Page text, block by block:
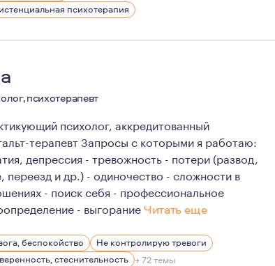
психотерапия
психотерапевт
психолог, аккредитованный
терапевт Запросы с которыми я работаю:
депрессия - тревожность - потери (развод,
переезд и др.) - одиночество - сложности в
- поиск себя - профессиональное
- выгорание Читать еще
16 лет.
(личные, рабочие) знаю много: как
беспокойство
Не контролирую тревоги
стеснительность + 72 темы